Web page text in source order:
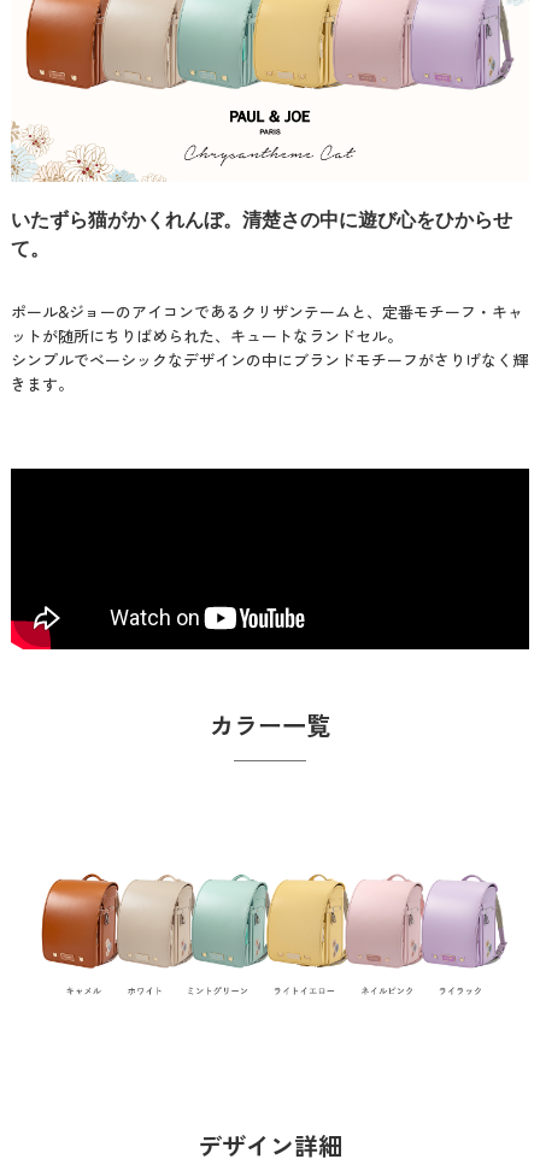
いたずら猫がかくれんぼ。清楚さの中に遊び心をひからせ
て。
ポール&ジョーのアイコンであるクリザンテームと、定番モチーフ・キャ
ットが随所にちりばめられた、キュートなランドセル。
シンプルでベーシックなデザインの中にブランドモチーフがさりげなく輝
きます。
カラー一覧
デザイン詳細